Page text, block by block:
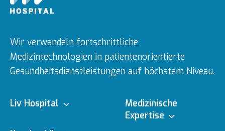
Wir verwandeln fortschrittliche
Medizintechnologien in patientenorientierte
Gesundheitsdienstleistungen auf höchstem Niveau.
Liv Hospital
Über uns
Medizinische
Expertise